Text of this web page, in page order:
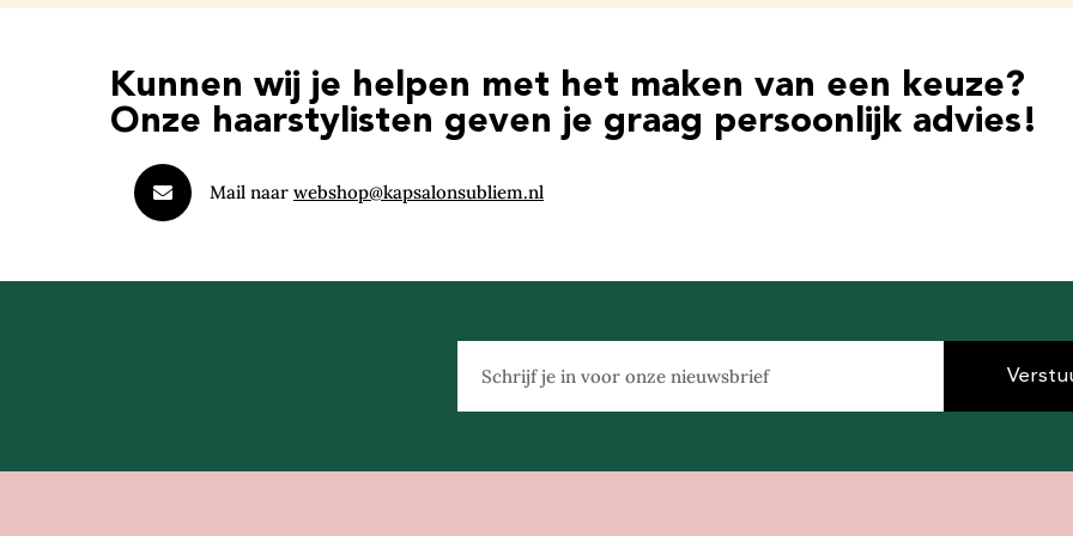
Kunnen wij je helpen met het maken van een keuze?
Onze haarstylisten geven je graag persoonlijk advies!
Mail naar webshop@kapsalonsubliem.nl